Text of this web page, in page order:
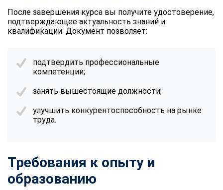
После завершения курса вы получите удостоверение,
подтверждающее актуальность знаний и
квалификации. Документ позволяет:
подтвердить профессиональные
компетенции;
занять вышестоящие должности;
улучшить конкурентоспособность на рынке
труда.
Требования к опыту и
образованию